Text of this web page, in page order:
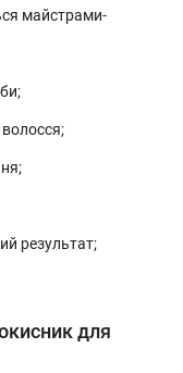
майстрами-
результат;
для